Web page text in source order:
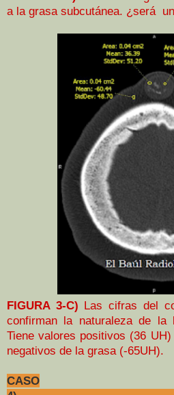
a la grasa subcutánea. ¿será
FIGURA 3-C) Las cifras del
confirman la naturaleza de la
Tiene valores positivos (36
negativos de la grasa (-65UH).
CASO